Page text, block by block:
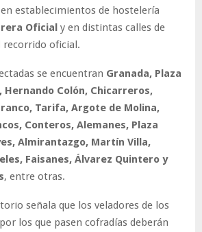
en establecimientos de hostelería
Oficial y en distintas calles de
recorrido oficial.
se encuentran Granada, Plaza
Hernando Colón, Chicarreros,
Tarifa, Argote de Molina,
Conteros, Alemanes, Plaza
Almirantazgo, Martín Villa,
Faisanes, Álvarez Quintero y
, entre otras.
señala que los veladores de los
los que pasen cofradías deberán